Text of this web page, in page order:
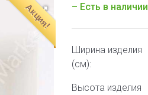
Акция! – Есть в наличии
Ширина изделия
(см):
Высота изделия